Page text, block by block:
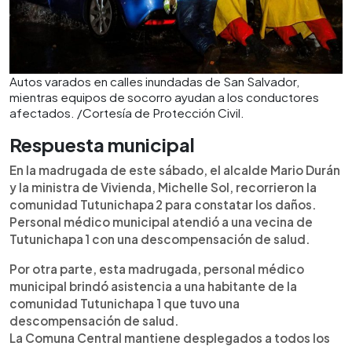
Autos varados en calles inundadas de San Salvador,
mientras equipos de socorro ayudan a los conductores
afectados. /Cortesía de Protección Civil.
Respuesta municipal
En la madrugada de este sábado, el alcalde Mario Durán
y la ministra de Vivienda, Michelle Sol, recorrieron la
comunidad Tutunichapa 2 para constatar los daños.
Personal médico municipal atendió a una vecina de
Tutunichapa 1 con una descompensación de salud.
Por otra parte, esta madrugada, personal médico
municipal brindó asistencia a una habitante de la
comunidad Tutunichapa 1 que tuvo una
descompensación de salud.
La Comuna Central mantiene desplegados a todos los